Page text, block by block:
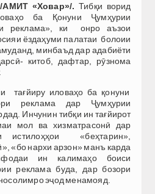
«Ховар»/. Тибқи ворид
ба Қонуни Ҷумҳурии
реклама», ки онро аъзои
ёздаҳуми палатаи болоии
минбаъд дар адабиёти
китоб, дафтар, рӯзнома
тағйиру иловаҳо ба қонуни
реклама дар Ҷумҳурии
Инчунин тибқи ин тағйирот
мол ва хизматрасонӣ дар
истилоҳҳои «беҳтарин»,
«бо нархи арзон» манъ карда
ин калимаҳо боиси
реклама буда, дар бозори
эҷод менамояд.